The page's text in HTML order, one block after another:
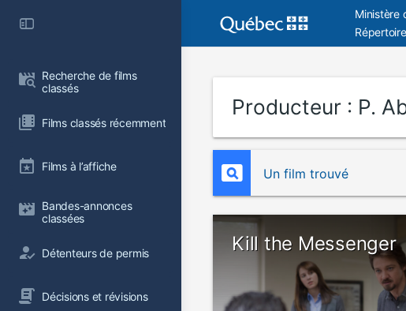
Recherche de films
classés
Films classés récemment
Films à l’affiche
Bandes-annonces
classées
Détenteurs de permis
Décisions et révisions
Ministère
Producteur : P.
Un film trouvé
Kill the Messenger